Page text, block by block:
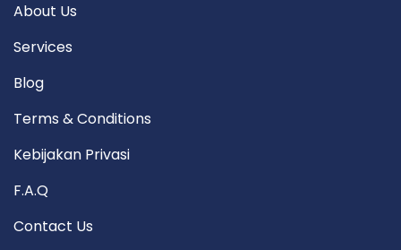
About Us
Services
Blog
Terms & Conditions
Kebijakan Privasi
F.A.Q
Contact Us